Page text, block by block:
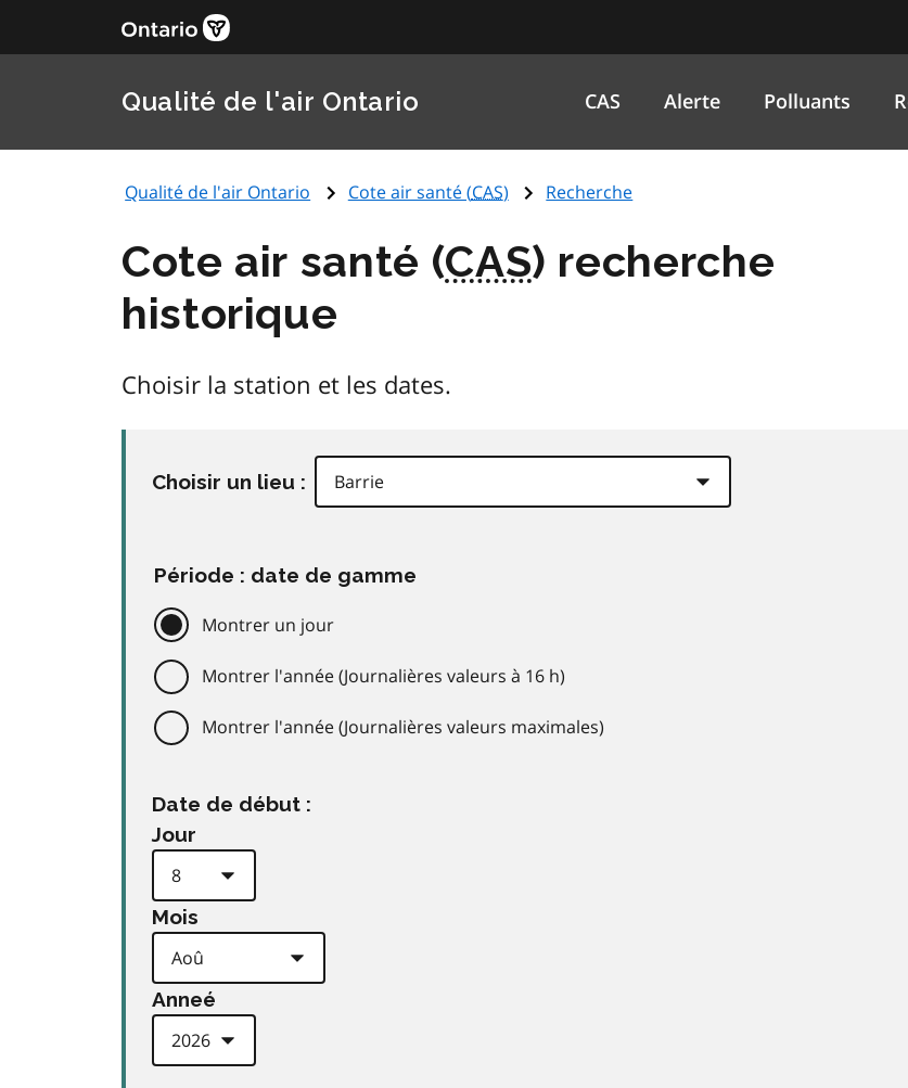
Qualité de l'air Ontario CAS Alerte Polluants
Qualité de l'air Ontario Cote air santé (CAS) Recherche
Cote air santé (CAS) recherche
historique
Choisir la station et les dates.
Choisir un lieu :
Période : date de gamme
Montrer un jour
Montrer l'année (Journalières valeurs à 16 h)
Montrer l'année (Journalières valeurs maximales)
Date de début :
Jour
Mois
Anneé